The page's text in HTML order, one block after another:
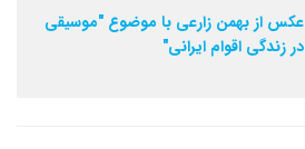
عکس از بهمن زارعی با موضوع "موسیقی
در زندگی اقوام ایرانی"